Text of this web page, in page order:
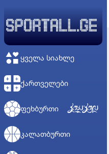
ᲧᲕᲔᲚᲐ ᲡᲘᲐᲮᲚᲔ
ᲥᲐᲠᲗᲕᲔᲚᲔᲑᲘ
ᲤᲔᲮᲑᲣᲠᲗᲘ
ᲙᲐᲚᲐᲗᲑᲣᲠᲗᲘ